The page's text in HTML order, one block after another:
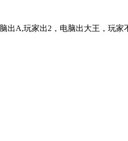
出2，电脑出大王，玩家不